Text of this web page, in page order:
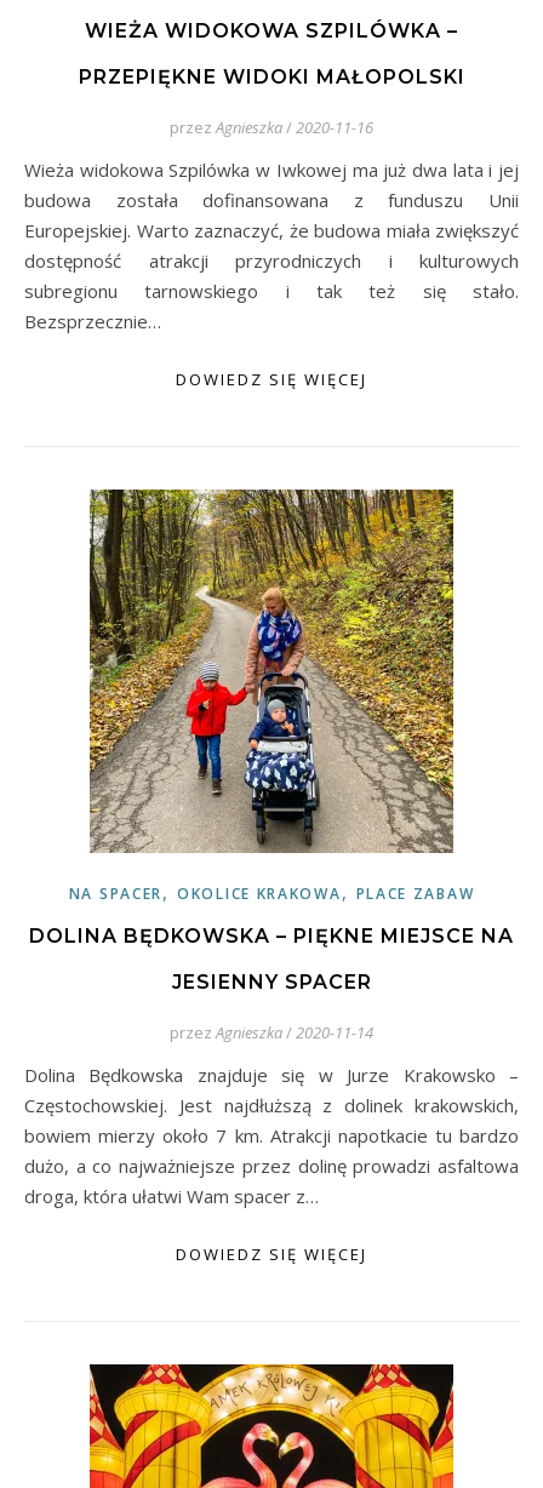
WIEŻA WIDOKOWA SZPILÓWKA –
PRZEPIĘKNE WIDOKI MAŁOPOLSKI
przez Agnieszka/2020-11-16
Wieża widokowa Szpilówka w Iwkowej ma już dwa lata i jej
budowa została dofinansowana z funduszu Unii
Europejskiej. Warto zaznaczyć, że budowa miała zwiększyć
dostępność atrakcji przyrodniczych i kulturowych
subregionu tarnowskiego i tak też się stało.
Bezsprzecznie…
DOWIEDZ SIĘ WIĘCEJ
NA SPACER,OKOLICE KRAKOWA, PLACE ZABAW
DOLINA BĘDKOWSKA – PIĘKNE MIEJSCE NA
JESIENNY SPACER
przez Agnieszka/2020-11-14
Dolina Będkowska znajduje się w Jurze Krakowsko –
Częstochowskiej. Jest najdłuższą z dolinek krakowskich,
bowiem mierzy około 7 km. Atrakcji napotkacie tu bardzo
dużo, a co najważniejsze przez dolinę prowadzi asfaltowa
droga, która ułatwi Wam spacer z…
DOWIEDZ SIĘ WIĘCEJ